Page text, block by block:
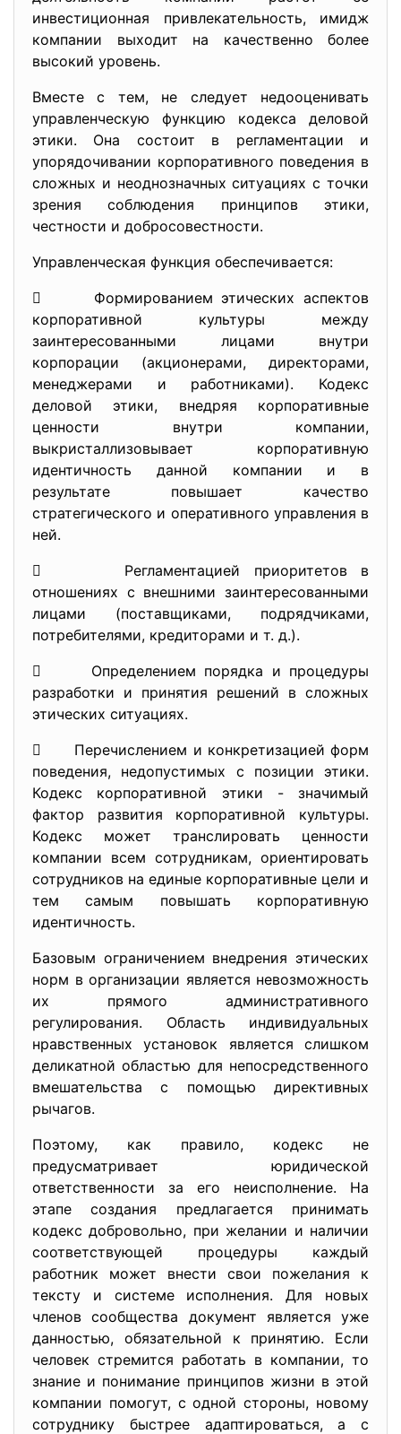
инвестиционная привлекательность, имидж
компании выходит на качественно более
высокий уровень.
Вместе с тем, не следует недооценивать
управленческую функцию кодекса деловой
этики. Она состоит в регламентации и
упорядочивании корпоративного поведения в
сложных и неоднозначных ситуациях с точки
зрения соблюдения принципов этики,
честности и добросовестности.
Управленческая функция обеспечивается:
 Формированием этических аспектов
корпоративной культуры между
заинтересованными лицами внутри
корпорации (акционерами, директорами,
менеджерами и работниками). Кодекс
деловой этики, внедряя корпоративные
ценности внутри компании,
выкристаллизовывает корпоративную
идентичность данной компании и в
результате повышает качество
стратегического и оперативного управления в
ней.
 Регламентацией приоритетов в
отношениях с внешними заинтересованными
лицами (поставщиками, подрядчиками,
потребителями, кредиторами и т. д.).
 Определением порядка и процедуры
разработки и принятия решений в сложных
этических ситуациях.
 Перечислением и конкретизацией форм
поведения, недопустимых с позиции этики.
Кодекс корпоративной этики - значимый
фактор развития корпоративной культуры.
Кодекс может транслировать ценности
компании всем сотрудникам, ориентировать
сотрудников на единые корпоративные цели и
тем самым повышать корпоративную
идентичность.
Базовым ограничением внедрения этических
норм в организации является невозможность
их прямого административного
регулирования. Область индивидуальных
нравственных установок является слишком
деликатной областью для непосредственного
вмешательства с помощью директивных
рычагов.
Поэтому, как правило, кодекс не
предусматривает юридической
ответственности за его неисполнение. На
этапе создания предлагается принимать
кодекс добровольно, при желании и наличии
соответствующей процедуры каждый
работник может внести свои пожелания к
тексту и системе исполнения. Для новых
членов сообщества документ является уже
данностью, обязательной к принятию. Если
человек стремится работать в компании, то
знание и понимание принципов жизни в этой
компании помогут, с одной стороны, новому
сотруднику быстрее адаптироваться, а с